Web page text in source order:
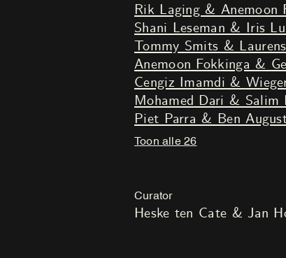
Rik Laging & Anemoon
Shani Leseman & Iris
Tommy Smits &
Anemoon Fokkinga &
Cengiz Imamdi &
Mohamed Dari & Salim
Piet Parra & Ben
Toon alle 26
Curator
Heske ten Cate & Jan